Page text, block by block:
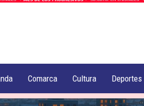
Comarca Cultura Deportes